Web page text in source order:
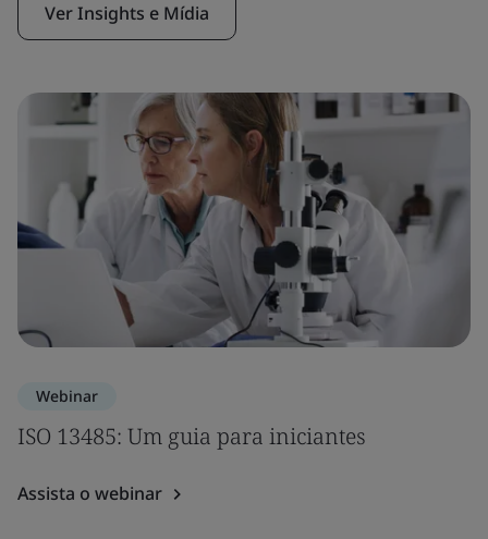
Ver Insights e Mídia
Webinar
ISO 13485: Um guia para iniciantes
Assista o webinar